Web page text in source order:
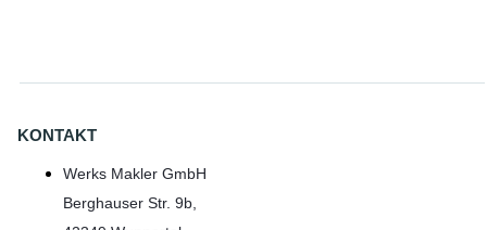
KONTAKT
Werks Makler GmbH
Berghauser Str. 9b,